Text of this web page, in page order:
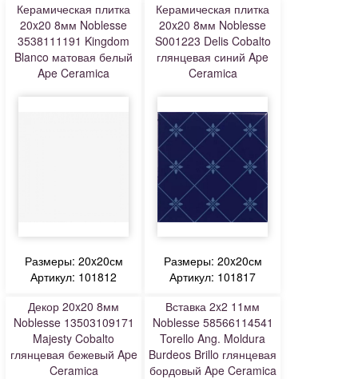
Керамическая плитка
20x20 8мм Noblesse
3538111191 Kingdom
Blanco матовая белый
Ape Ceramica
Размеры: 20x20см
Артикул: 101812
Керамическая плитка
20x20 8мм Noblesse
S001223 Delis Cobalto
глянцевая синий Ape
Ceramica
Размеры: 20x20см
Артикул: 101817
Декор 20x20 8мм
Noblesse 13503109171
Majesty Cobalto
глянцевая бежевый Ape
Ceramica
Вставка 2x2 11мм
Noblesse 58566114541
Torello Ang. Moldura
Burdeos Brillo глянцевая
бордовый Ape Ceramica